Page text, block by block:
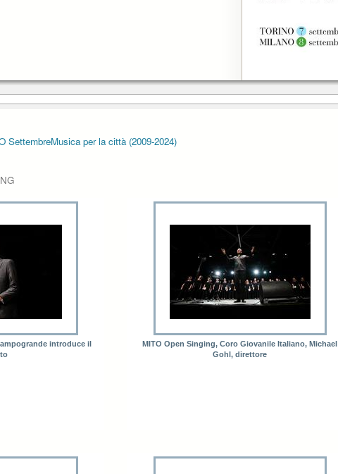
SettembreMusica per la città (2009-2024)
introduce il
MITO Open Singing, Coro Giovanile Italiano, Michael
Gohl, direttore